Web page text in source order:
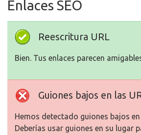
Enlaces SEO
Reescritura URL
Bien. Tus enlaces parecen
Guiones bajos en las
Hemos detectado guiones bajos en
Deberías usar guiones en su lugar